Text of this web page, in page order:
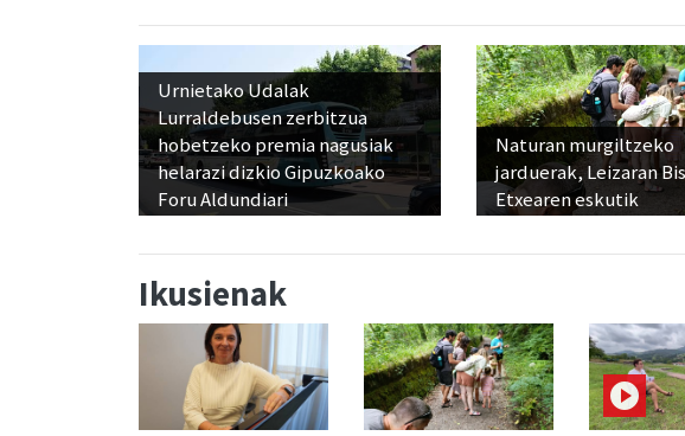
Urnietako Udalak
Lurraldebusen zerbitzua
hobetzeko premia nagusiak
helarazi dizkio Gipuzkoako
Foru Aldundiari
Naturan murgiltzeko
jarduerak, Leizaran
Etxearen eskutik
Ikusienak